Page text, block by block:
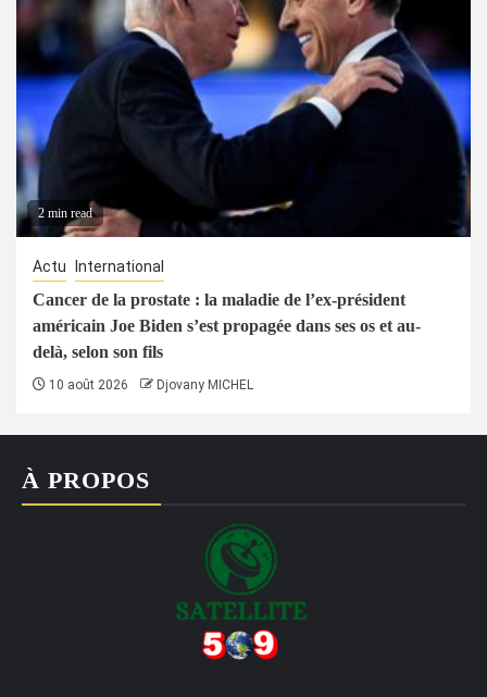
2 min read
Actu International
Cancer de la prostate : la maladie de l’ex-président
américain Joe Biden s’est propagée dans ses os et au-
delà, selon son fils
10 août 2026 Djovany MICHEL
À PROPOS